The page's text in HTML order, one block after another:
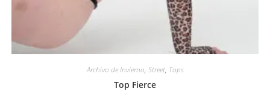
Archivo de Invierno, Street, Tops
Top Fierce